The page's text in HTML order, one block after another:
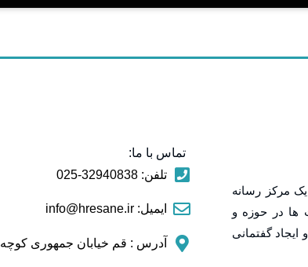
مرکز رسانه
ها در حوزه و
گفتمانی
تماس با ما:
تلفن: 32940838-025
ایمیل: info@hresane.ir
آدرس : قم خیابان جمهوری کوچه 2